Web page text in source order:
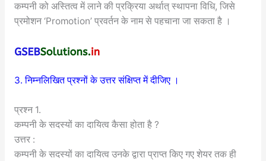
कम्पनी को अस्तित्व में लाने की प्रक्रिया अर्थात् स्थापना विधि, जिसे
प्रमोशन ‘Promotion’ प्रवर्तन के नाम से पहचाना जा सकता है ।
3. निम्नलिखित प्रश्नों के उत्तर संक्षिप्त में दीजिए ।
प्रश्न 1.
कम्पनी के सदस्यों का दायित्व कैसा होता है ?
उत्तर :
कम्पनी के सदस्यों का दायित्व उनके द्वारा प्राप्त किए गए शेयर तक ही